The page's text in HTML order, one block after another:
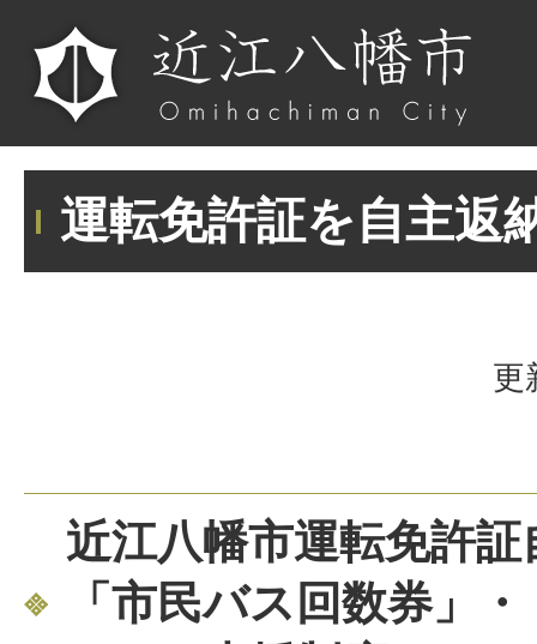
運転免許証を自主返
更
近江八幡市運転免許
「市民バス回数券」